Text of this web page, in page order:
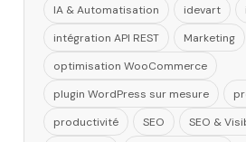
IA & Automatisation
idevart
intégration API REST
Marketing
optimisation WooCommerce
plugin WordPress sur mesure
productivité
SEO SEO &